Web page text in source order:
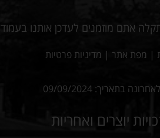
אתם מוזמנים לעדכן אותנו בעמוד
| מפת אתר | מדיניות פרטיות
בתאריך: 09/09/2024
יוצרים ואחריות